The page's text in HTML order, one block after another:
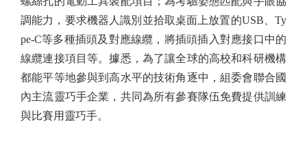
調能力，要求機器人識別並拾取桌面上放置的USB、Ty
pe-C等多種插頭及對應線纜，將插頭插入對應接口中的
線纜連接項目等。據悉，為了讓全球的高校和科研機構
都能平等地參與到高水平的技術角逐中，組委會聯合國
內主流靈巧手企業，共同為所有參賽隊伍免費提供訓練
與比賽用靈巧手。